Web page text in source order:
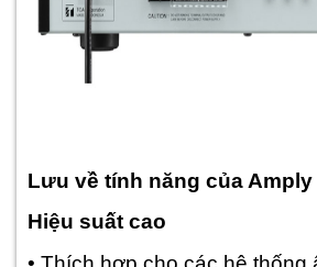
Lưu về tính năng của Amply
Hiệu suất cao